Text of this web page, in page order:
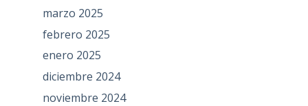
marzo 2025
febrero 2025
enero 2025
diciembre 2024
noviembre 2024